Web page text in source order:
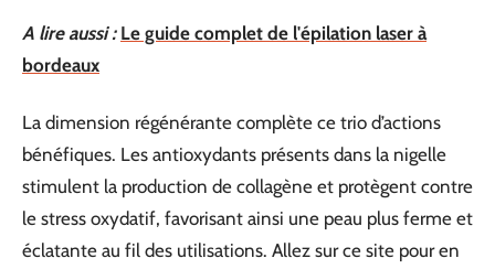
A lire aussi : Le guide complet de l'épilation laser à
bordeaux
La dimension régénérante complète ce trio d’actions
bénéfiques. Les antioxydants présents dans la nigelle
stimulent la production de collagène et protègent contre
le stress oxydatif, favorisant ainsi une peau plus ferme et
éclatante au fil des utilisations. Allez sur ce site pour en